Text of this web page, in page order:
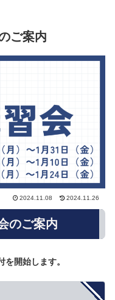
ご案内
2024.11.08 2024.11.26
のご案内
開始します。